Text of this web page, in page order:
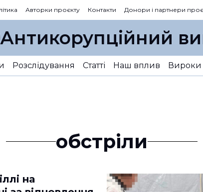
Авторки проєкту Контакти Донори і партнери
Антикорупційний
Розслідування Статті Наш вплив Вироки
обстріли
на